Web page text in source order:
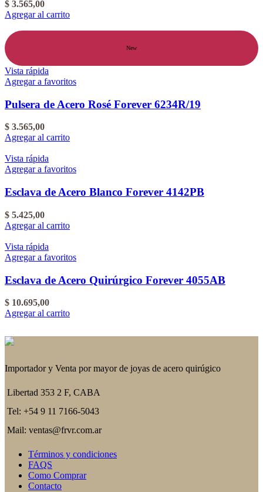
$ 3.565,00
Agregar al carrito
New
Vista rápida
Agregar a favoritos
Pulsera de Acero Rosé Forever 6234R/19
$ 3.565,00
Agregar al carrito
Vista rápida
Agregar a favoritos
Esclava de Acero Blanco Forever 4142PB
$ 5.425,00
Agregar al carrito
Vista rápida
Agregar a favoritos
Esclava de Acero Quirúrgico Forever 4055AB
$ 10.695,00
Agregar al carrito
Importador y Venta por mayor de joyas de acero quirúgico
Libertad 353 2 F, CABA
Tel: +54 9 11 7166-5043
Mail: ventas@frvr.com.ar
Términos y condiciones
FAQS
Como Comprar
Contacto